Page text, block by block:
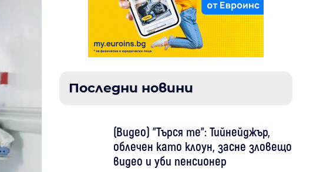
Последни новини
(Видео) "Търся те": Тийнейджър,
облечен като клоун, засне зловещо
видео и уби пенсионер